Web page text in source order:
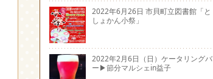
2022年6月26日 市貝町立図書館「と
しょかん小祭」
2022年2月6日（日）ケータリングバ
ー▶節分マルシェin益子